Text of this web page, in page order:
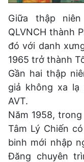
Giữa thập
QLVNCH thành
đó với danh
1965 trở thành
Gần hai thập
giả không xa
AVT.
Năm 1958,
Tâm Lý Chiến
binh mới nhập
Đăng chuyên